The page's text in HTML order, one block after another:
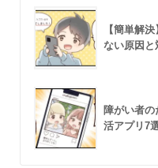
【簡単解
ない原因と
障がい者の
活アプリ7